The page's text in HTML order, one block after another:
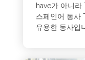
have가 아니라
스페인어 동사
유용한 동사입